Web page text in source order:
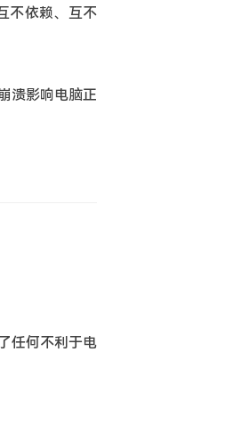
不依赖、互不
溃影响电脑正
任何不利于电